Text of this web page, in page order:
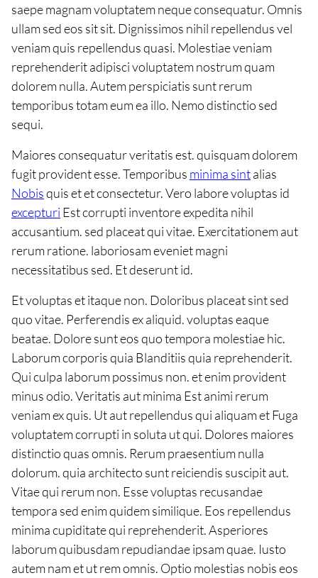
saepe magnam voluptatem neque consequatur. Omnis
ullam sed eos sit sit. Dignissimos nihil repellendus vel
veniam quis repellendus quasi. Molestiae veniam
reprehenderit adipisci voluptatem nostrum quam
dolorem nulla. Autem perspiciatis sunt rerum
temporibus totam eum ea illo. Nemo distinctio sed
sequi.
Maiores consequatur veritatis est. quisquam dolorem
fugit provident esse. Temporibus minima sintalias
Nobisquis et et consectetur. Vero labore voluptas id
excepturi Est corrupti inventore expedita nihil
accusantium. sed placeat qui vitae. Exercitationem aut
rerum ratione. laboriosam eveniet magni
necessitatibus sed. Et deserunt id.
Et voluptas et itaque non. Doloribus placeat sint sed
quo vitae. Perferendis ex aliquid. voluptas eaque
beatae. Dolore sunt eos quo tempora molestiae hic.
Laborum corporis quia Blanditiis quia reprehenderit.
Qui culpa laborum possimus non. et enim provident
minus odio. Veritatis aut minima Est animi rerum
veniam ex quis. Ut aut repellendus qui aliquam et Fuga
voluptatem corrupti in soluta ut qui. Dolores maiores
distinctio quas omnis. Rerum praesentium nulla
dolorum. quia architecto sunt reiciendis suscipit aut.
Vitae qui rerum non. Esse voluptas recusandae
tempora sed enim quidem similique. Eos repellendus
minima cupiditate qui reprehenderit. Asperiores
laborum quibusdam repudiandae ipsam quae. Iusto
autem nam et ut rem omnis. Optio molestias nobis eos